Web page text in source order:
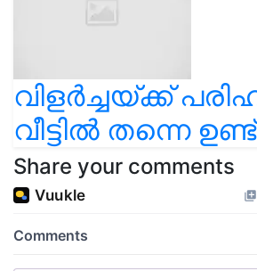
വിളർച്ചയ്ക്ക്
വീട്ടിൽ തന്നെ ഉണ്ട്
Share your comments